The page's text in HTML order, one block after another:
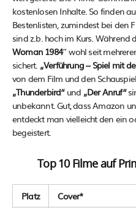
kostenlosen Inhalte. So finden
Bestenlisten, zumindest bei den
sind z.b. hoch im Kurs. Während
Woman 1984″wohl seit
sichert. „Verführung – Spiel mit
von dem Film und den
„Thunderbird“und „Der Anruf“
unbekannt. Gut, dass Amazon
entdeckt man vielleicht den ein
begeistert.
Top 10 Filme auf
Platz Cover*